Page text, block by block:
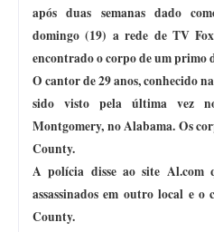
após duas semanas dado
domingo (19) a rede de TV
encontrado o corpo de um primo
O cantor de 29 anos, conhecido
sido visto pela última vez
Montgomery, no Alabama. Os
County.
A polícia disse ao site Al.com
assassinados em outro local e
County.